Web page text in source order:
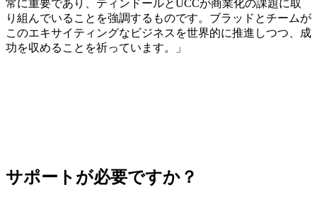
常に重要であり、ティンドールとUCCが商業化の課題に取
り組んでいることを強調するものです。ブラッドとチームが
このエキサイティングなビジネスを世界的に推進しつつ、成
功を収めることを祈っています。」
サポートが必要ですか？